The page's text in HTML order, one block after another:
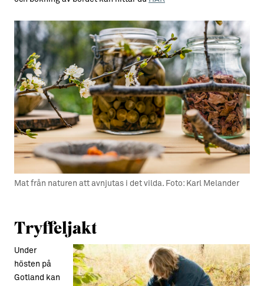
Mat från naturen att avnjutas i det vilda. Foto: Karl Melander
Tryffeljakt
Under
hösten på
Gotland kan